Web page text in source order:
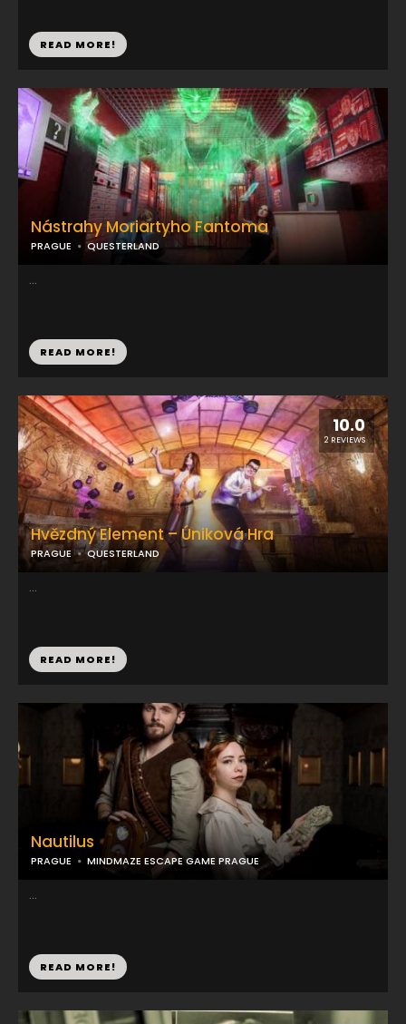
READ MORE!
10.0
2 REVIEWS
Hvězdný Element – Úniková Hra
PRAGUE QUESTERLAND
...
READ MORE!
Nástrahy Moriartyho Fantoma
PRAGUE QUESTERLAND
...
READ MORE!
Nautilus
PRAGUE MINDMAZE ESCAPE GAME PRAGUE
...
READ MORE!